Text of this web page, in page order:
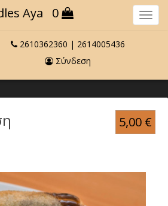
Aya 0
2610362360 | 2614005436
Σύνδεση
5,00€